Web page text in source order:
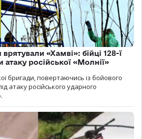
«Хамві»: бійці 128-ї
російської «Молнії»
бригади, повертаючись із бойового
атаку російського ударного